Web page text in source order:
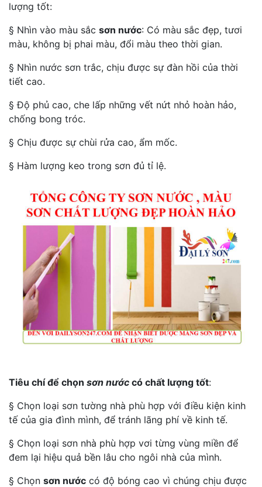
lượng tốt:
§ Nhìn vào màu sắc sơn nước: Có màu sắc đẹp, tươi
màu, không bị phai màu, đổi màu theo thời gian.
§ Nhìn nước sơn trắc, chịu được sự đàn hồi của thời
tiết cao.
§ Độ phủ cao, che lấp những vết nứt nhỏ hoàn hảo,
chống bong tróc.
§ Chịu được sự chùi rửa cao, ẩm mốc.
§ Hàm lượng keo trong sơn đủ tỉ lệ.
Tiêu chí để chọn sơn nước có chất lượng tốt:
§ Chọn loại sơn tường nhà phù hợp với điều kiện kinh
tế của gia đình mình, để tránh lãng phí về kinh tế.
§ Chọn loại sơn nhà phù hợp vơi từng vùng miền để
đem lại hiệu quả bền lâu cho ngôi nhà của mình.
§ Chọn sơn nước có độ bóng cao vì chúng chịu được